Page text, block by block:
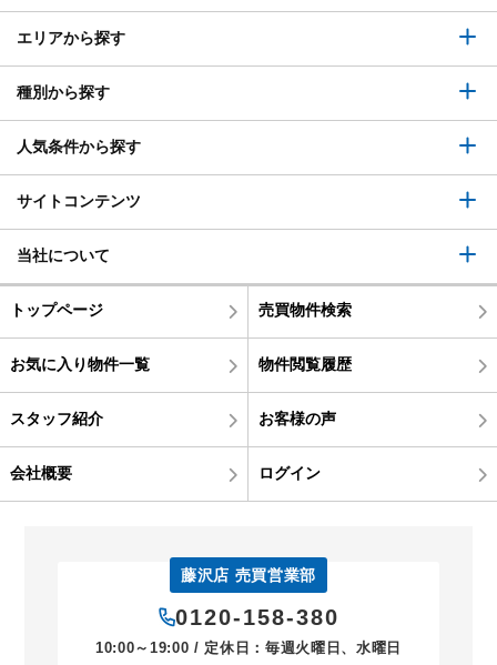
エリアから探す
種別から探す
人気条件から探す
サイトコンテンツ
当社について
トップページ 売買物件検索
お気に入り物件一覧 物件閲覧履歴
スタッフ紹介 お客様の声
会社概要 ログイン
藤沢店 売買営業部
0120-158-380
10:00～19:00 / 定休日：毎週火曜日、水曜日